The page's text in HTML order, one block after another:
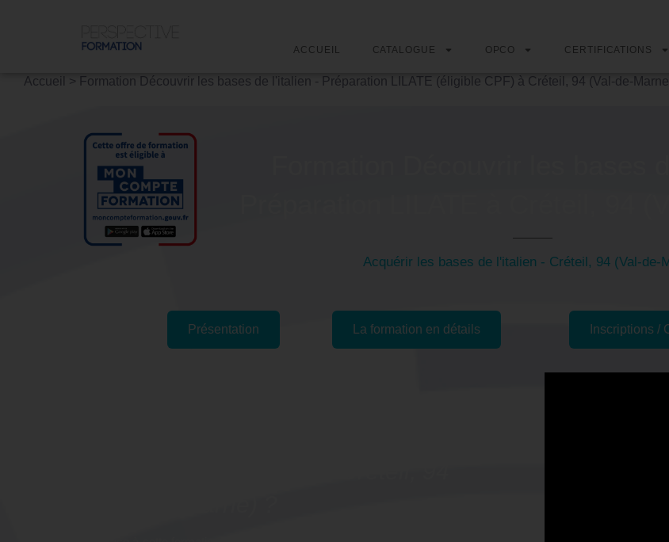
ACCUEIL CATALOGUE OPCO CERTIFICATIONS
Accueil > Formation Découvrir les bases de l'italien - Préparation LILATE (éligible CPF) à Créteil, 94 (Val-de-
Acquérir les bases de l'italien - Créteil, 94 (Val-de-
Présentation La formation en détails Inscriptions /